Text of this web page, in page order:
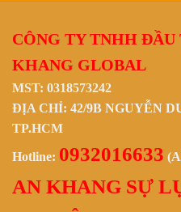
CÔNG TY TNHH
KHANG GLOBAL
MST: 0318573242
ĐỊA CHỈ: 42/9B NGUYỄN
TP.HCM
Hotline: 0932016633
AN KHANG SỰ